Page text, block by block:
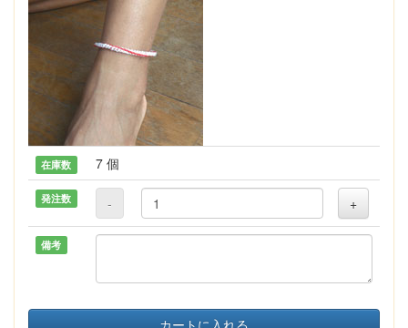
在庫数 7 個
発注数 - +
備考
カートに入れる